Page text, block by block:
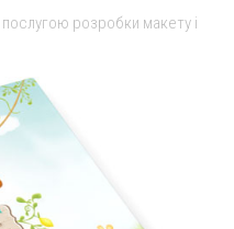
розробки макету і